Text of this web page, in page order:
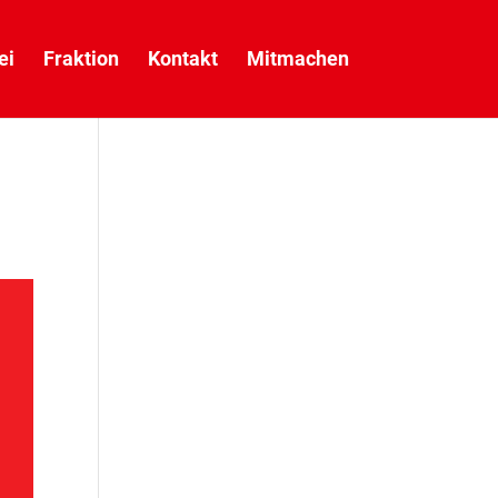
Fraktion Kontakt Mitmachen